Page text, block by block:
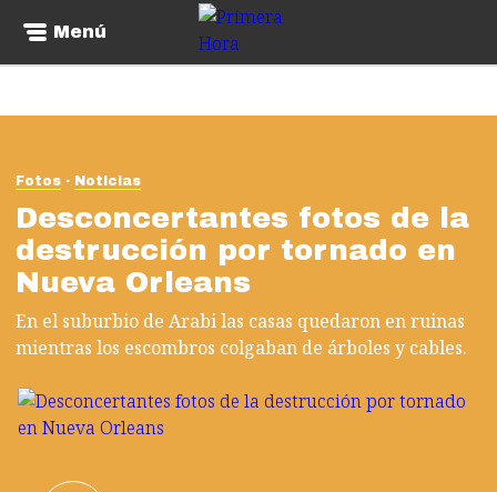
Menú
Fotos Noticias
Desconcertantes fotos de la
destrucción por tornado en
Nueva Orleans
En el suburbio de Arabi las casas quedaron en ruinas
mientras los escombros colgaban de árboles y cables.